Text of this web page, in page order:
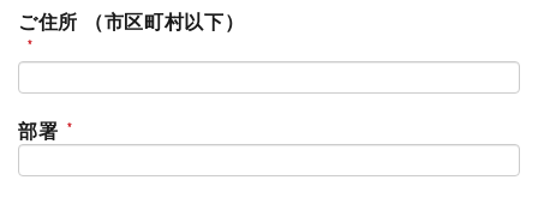
ご住所 （市区町村以下）
部署